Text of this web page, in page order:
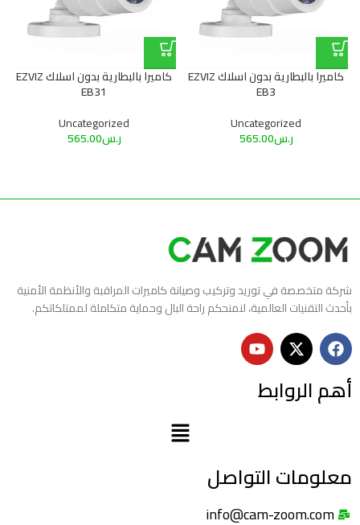
كاميرا بالبطارية بدون اسلاك EZVIZ
EB3
Uncategorized
ر.س565.00
كاميرا بالبطارية بدون اسلاك EZVIZ
EB31
Uncategorized
ر.س565.00
شركة متخصصة في توريد وتركيب وصيانة كاميرات المراقبة والأنظمة الأمنية
بأحدث التقنيات العالمية، لنمنحكم راحة البال وحماية متكاملة لممتلكاتكم.
أهم الروابط
معلومات التواصل
info@cam-zoom.com